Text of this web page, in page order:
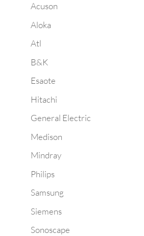
Acuson
Aloka
Atl
B&K
Esaote
Hitachi
General Electric
Medison
Mindray
Philips
Samsung
Siemens
Sonoscape